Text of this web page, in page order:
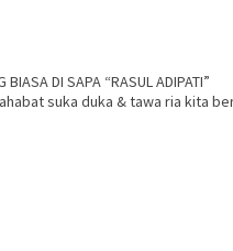
BIASA DI SAPA “RASUL ADIPATI”
suka duka & tawa ria kita